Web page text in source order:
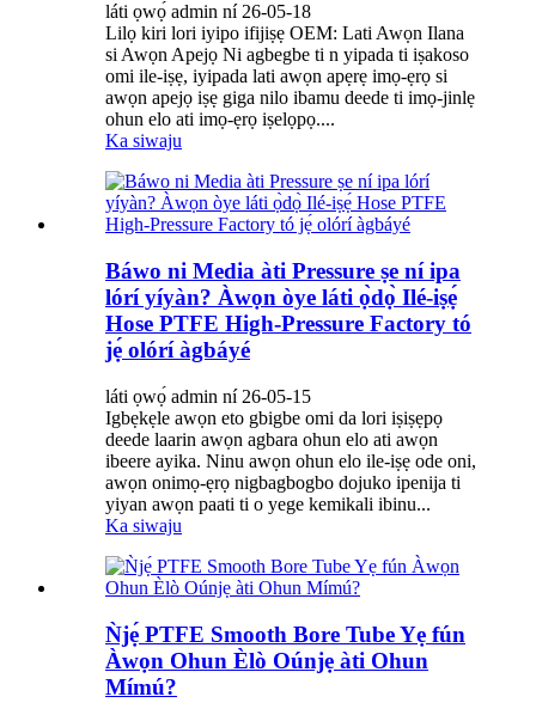
láti ọwọ́ admin ní 26-05-18
Lilọ kiri lori iyipo ifijiṣẹ OEM: Lati Awọn Ilana
si Awọn Apejọ Ni agbegbe ti n yipada ti iṣakoso
omi ile-iṣẹ, iyipada lati awọn apẹrẹ imọ-ẹrọ si
awọn apejọ iṣẹ giga nilo ibamu deede ti imọ-jinlẹ
ohun elo ati imọ-ẹrọ iṣelọpọ....
Ka siwaju
Báwo ni Media àti Pressure ṣe ní ipa
lórí yíyàn? Àwọn òye láti ọ̀dọ̀ Ilé-iṣẹ́
Hose PTFE High-Pressure Factory tó
jẹ́ olórí àgbáyé
láti ọwọ́ admin ní 26-05-15
Igbẹkẹle awọn eto gbigbe omi da lori iṣiṣẹpọ
deede laarin awọn agbara ohun elo ati awọn
ibeere ayika. Ninu awọn ohun elo ile-iṣẹ ode oni,
awọn onimọ-ẹrọ nigbagbogbo dojuko ipenija ti
yiyan awọn paati ti o yege kemikali ibinu...
Ka siwaju
Ǹjẹ́ PTFE Smooth Bore Tube Yẹ fún
Àwọn Ohun Èlò Oúnjẹ àti Ohun
Mímú?